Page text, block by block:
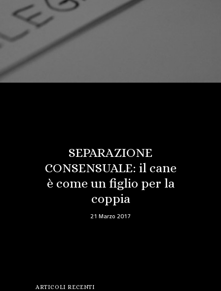
SEPARAZIONE
CONSENSUALE: il cane
è come un figlio per la
coppia
21 Marzo 2017
ARTICOLI RECENTI